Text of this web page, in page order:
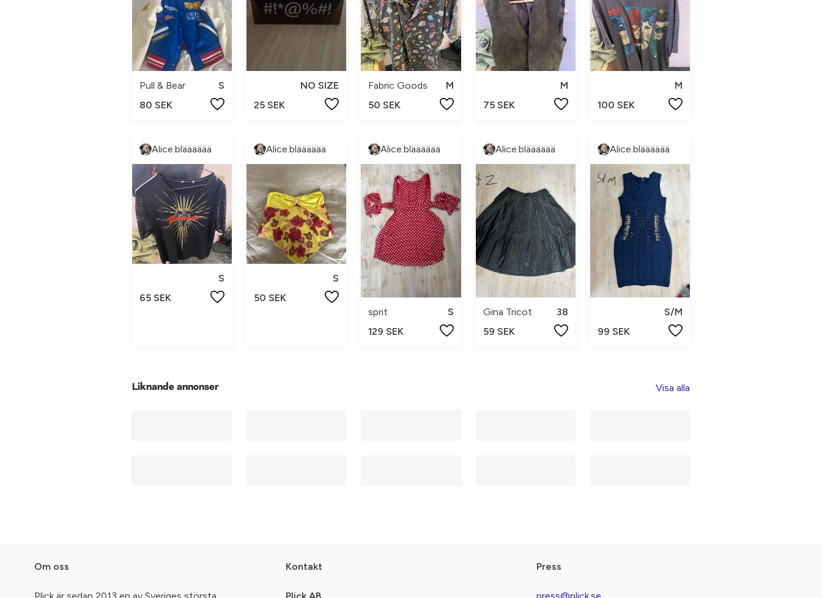
Pull & Bear
S
80 SEK
NO SIZE
25 SEK
Fabric Goods
M
50 SEK
M
75 SEK
M
100 SEK
Alice.blääääää
S
65 SEK
Alice.blääääää
S
50 SEK
Alice.blääääää
sprit
S
129 SEK
Alice.blääääää
Gina Tricot
38
59 SEK
Alice.blääääää
S/M
99 SEK
Liknande annonser Visa alla
Om oss Kontakt Press